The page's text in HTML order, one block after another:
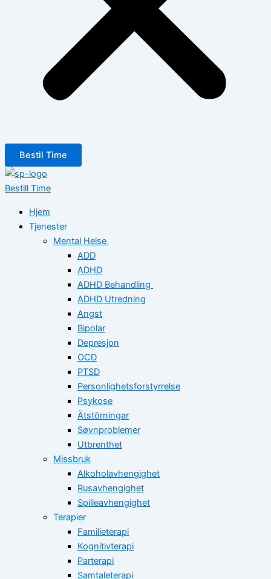
Bestil Time
Bestill Time
Hjem
Tjenester
Mental Helse
ADD
ADHD
ADHD Behandling
ADHD Utredning
Angst
Bipolar
Depresjon
OCD
PTSD
Personlighetsforstyrrelse
Psykose
Ätstörningar
Søvnproblemer
Utbrenthet
Missbruk
Alkoholavhengighet
Rusavhengighet
Spilleavhengighet
Terapier
Familieterapi
Kognitivterapi
Parterapi
Samtaleterapi